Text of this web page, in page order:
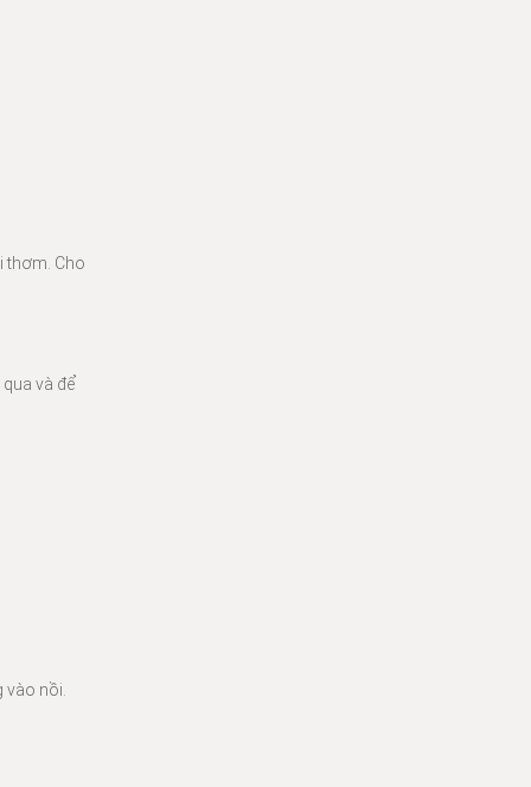
thơm. Cho
và để
nồi.